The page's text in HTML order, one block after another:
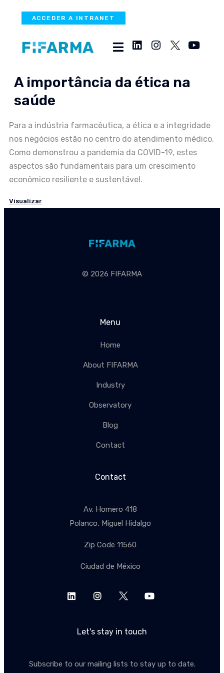
ACCEDER A INTRANET
A importância da ética na
saúde
Para a indústria farmacêutica, a ética e a integridade
nos negócios estão no centro do atendimento médico.
Como demonstrou a pandemia da COVID-19, estes
aspectos são fundamentais para um crescimento
econômico resiliente e sustentável.
Visualizar
© 2026 FIFARMA
Menu
Home
About FIFARMA
Industry
Observatory
Blog
Contact
Contact
Av. Homero 418
Polanco, Miguel Hidalgo
Zip Code 11560
Ciudad de México
Let's stay in touch
Subscribe to our mailing lists to stay up to date.